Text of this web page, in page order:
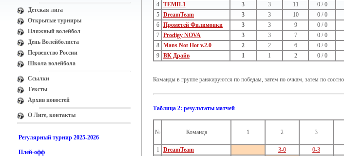
Детская лига
Открытые турниры
Пляжный волейбол
День Волейболиста
Первенство России
Школа волейбола
Ссылки
Тексты
Архив новостей
О Лиге, контакты
Регулярный турнир 2025-2026
Плей-офф
4
ТЕМП-1 3 3 11 0 / 0
5
DreamTeam 3 3 10 0 / 0
6
Прометей Филимонки 3 3 9 0 / 0
7
Prodigy NOVA 3 3 7 0 / 0
8
Mans Not Hot v.2.0 2 2 6 0 / 0
9
ВК Драйв 1 1 2 0 / 0
Команды в группе ранжируются по победам, затем по очкам, затем по
Таблица 2: результаты матчей
№ Команда 1 2 3
1 DreamTeam 3-0 0-3